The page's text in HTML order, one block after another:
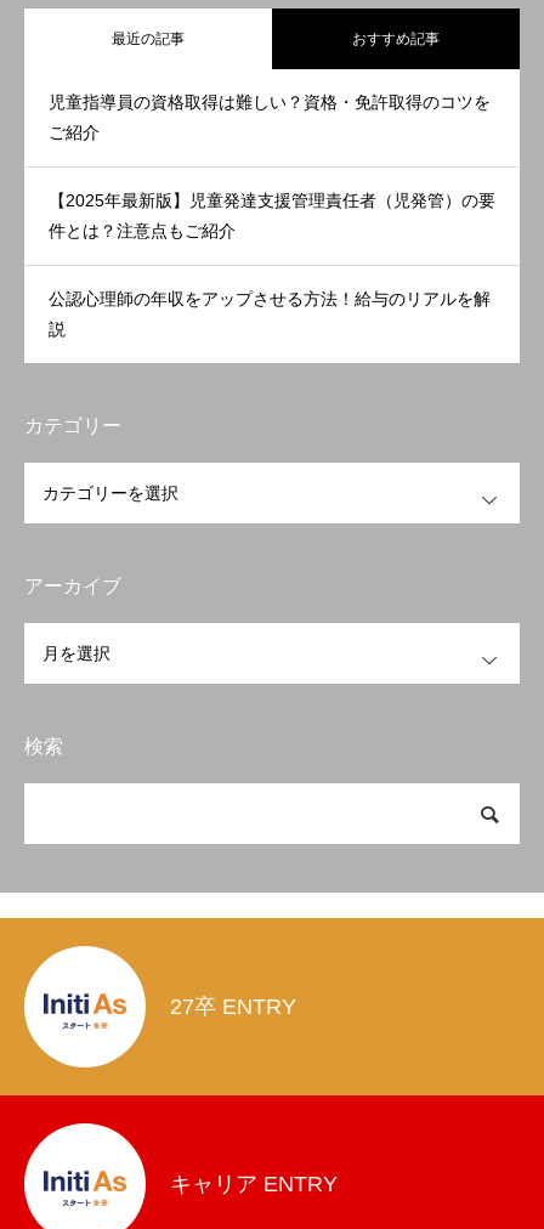
最近の記事 おすすめ記事
児童指導員の資格取得は難しい？資格・免許取得のコツを
ご紹介
【2025年最新版】児童発達支援管理責任者（児発管）の要
件とは？注意点もご紹介
公認心理師の年収をアップさせる方法！給与のリアルを解
説
カテゴリー
アーカイブ
検索
27卒 ENTRY
キャリア ENTRY